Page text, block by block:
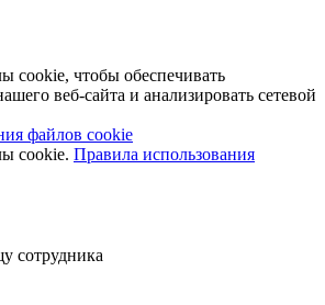
cookie, чтобы обеспечивать
веб-сайта и анализировать сетевой
файлов cookie
cookie. Правила использования
сотрудника